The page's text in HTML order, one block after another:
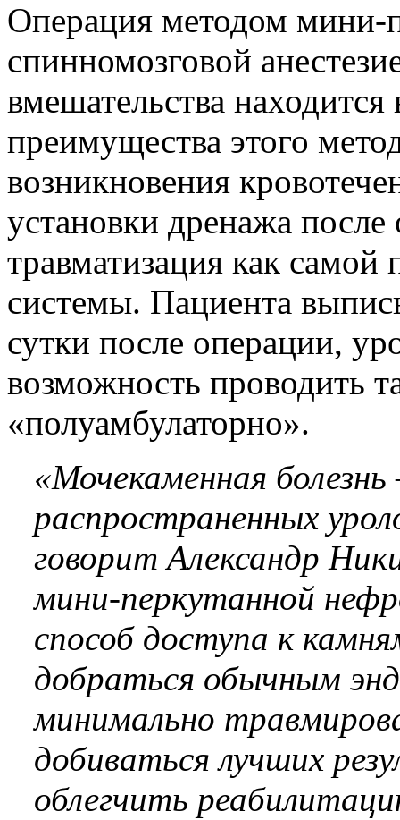
Операция методом мини-
спинномозговой
вмешательства
преимущества этого
возникновения
установки дренажа
травматизация как самой
системы. Пациента
сутки после операции,
возможность проводить
«полуамбулаторно».
«Мочекаменная
распространенных
говорит Александр
мини-перкутанной
способ доступа к
добраться обычным
минимально
добиваться лучших
облегчить